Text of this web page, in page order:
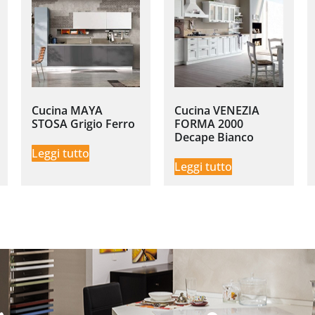
Cucina MAYA
STOSA Grigio Ferro
Leggi tutto
Cucina VENEZIA
FORMA 2000
Decape Bianco
Leggi tutto